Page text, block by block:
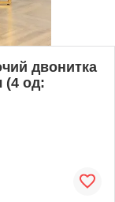
двонитка
(4 од: